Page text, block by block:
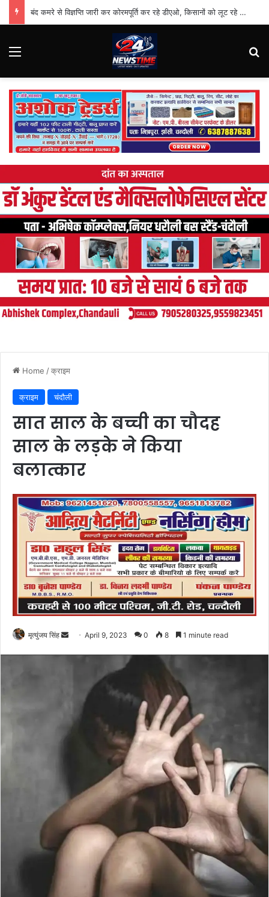
बंद कमरे से विज्ञप्ति जारी कर कोरमपूर्ति कर रहे डीएओ, किसानों को लूट रहे निजी दुकानदार
Menu
Home /क्राइम
क्राइम चंदौली
सात साल के बच्ची का चौदह
साल के लड़के ने किया
बलात्कार
मृत्युंजय सिंह
SendApril 9, 2023 0 8 1 minute read